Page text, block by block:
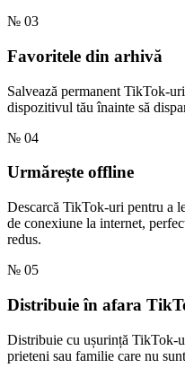
№ 03
Favoritele din arhivă
Salvează permanent TikTok-
dispozitivul tău înainte să
№ 04
Urmărește offline
Descarcă TikTok-uri pentru a
de conexiune la internet,
redus.
№ 05
Distribuie în afara
Distribuie cu ușurință TikTok-
prieteni sau familie care nu